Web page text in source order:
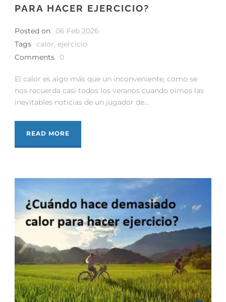
PARA HACER EJERCICIO?
Posted on
06 Feb 2026
Tags calor, ejercicio
Comments
0
El calor es algo más que un inconveniente, como se
nos recuerda casi todos los veranos cuando oímos las
inevitables noticias de un jugador de...
READ MORE